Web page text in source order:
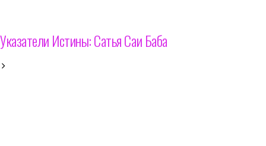
Указатели Истины: Сатья Саи Баба